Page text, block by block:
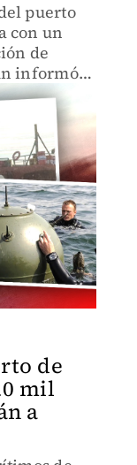
puerto
con un
de
informó
de
mil
a